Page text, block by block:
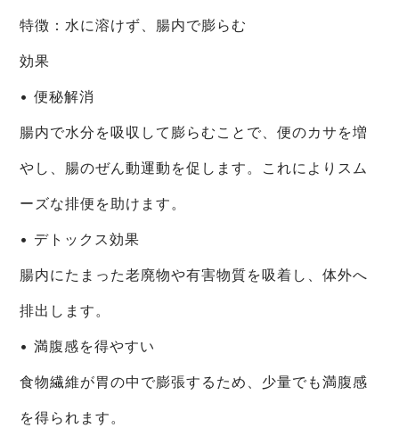
特徴：水に溶けず、腸内で膨らむ
効果
• 便秘解消
腸内で水分を吸収して膨らむことで、便のカサを増
やし、腸のぜん動運動を促します。これによりスム
ーズな排便を助けます。
• デトックス効果
腸内にたまった老廃物や有害物質を吸着し、体外へ
排出します。
• 満腹感を得やすい
食物繊維が胃の中で膨張するため、少量でも満腹感
を得られます。